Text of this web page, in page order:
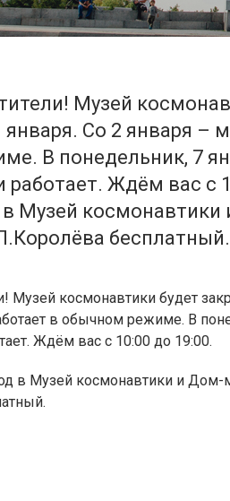
Музей
января. Со 2 января –
В понедельник, 7
работает. Ждём вас с
в Музей
бесплатный.
Музей космонавтики будет
в обычном режиме. В
Ждём вас с 10:00 до 19:00.
в Музей космонавтики и Дом-